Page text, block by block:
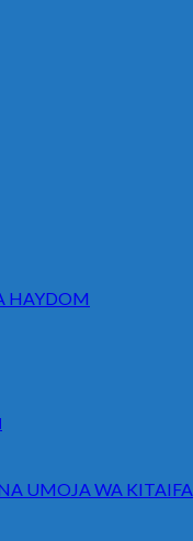
HAYDOM
UMOJA WA KITAIFA